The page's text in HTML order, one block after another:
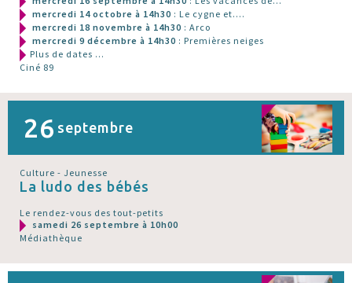
mercredi 14 octobre à 14h30 : Le cygne et....
mercredi 18 novembre à 14h30 : Arco
mercredi 9 décembre à 14h30 : Premières neiges
Plus de dates ...
Ciné 89
26 septembre
Culture - Jeunesse
La ludo des bébés
Le rendez-vous des tout-petits
samedi 26 septembre à 10h00
Médiathèque